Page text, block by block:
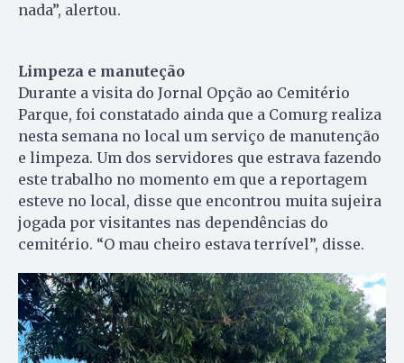
nada”, alertou.
Limpeza e manuteção
Durante a visita do Jornal Opção ao Cemitério
Parque, foi constatado ainda que a Comurg realiza
nesta semana no local um serviço de manutenção
e limpeza. Um dos servidores que estrava fazendo
este trabalho no momento em que a reportagem
esteve no local, disse que encontrou muita sujeira
jogada por visitantes nas dependências do
cemitério. “O mau cheiro estava terrível”, disse.